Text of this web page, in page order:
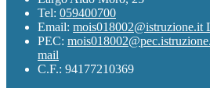
Tel: 059400700
Email: mois018002@istruzione.it
PEC:
mail
C.F.: 94177210369